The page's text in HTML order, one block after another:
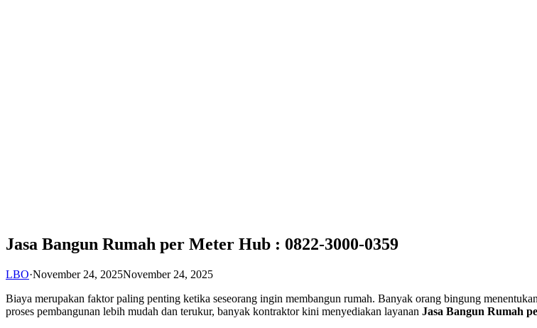
Jasa Bangun Rumah per Meter Hub : 0822-3000-0359
LBO·November 24, 2025November 24, 2025
Biaya merupakan faktor paling penting ketika seseorang ingin membangun rumah. Banyak orang bingung
proses pembangunan lebih mudah dan terukur, banyak kontraktor kini menyediakan layanan Jasa Bangun Rumah